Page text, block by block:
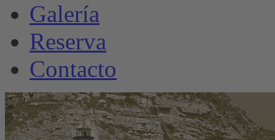
Galería
Reserva
Contacto